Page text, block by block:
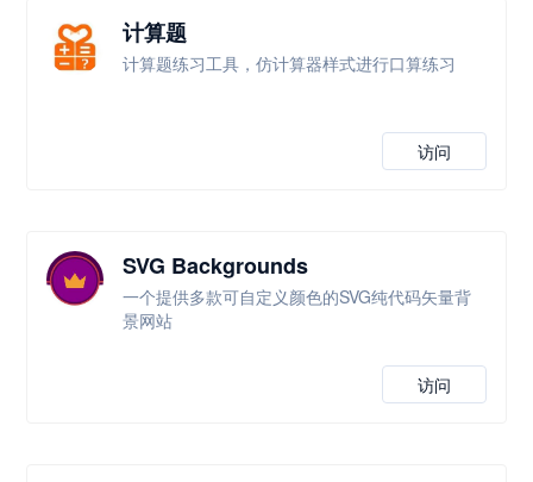
计算题
计算题练习工具，仿计算器样式进行口算练习
访问
SVG Backgrounds
一个提供多款可自定义颜色的SVG纯代码矢量背
景网站
访问